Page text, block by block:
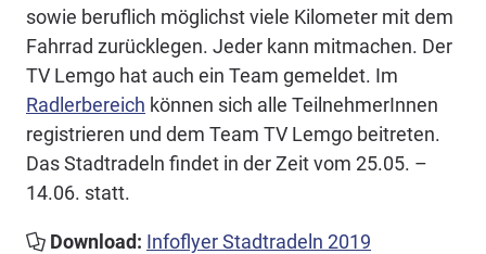
sowie beruflich möglichst viele Kilometer mit dem
Fahrrad zurücklegen. Jeder kann mitmachen. Der
TV Lemgo hat auch ein Team gemeldet. Im
Radlerbereich können sich alle TeilnehmerInnen
registrieren und dem Team TV Lemgo beitreten.
Das Stadtradeln findet in der Zeit vom 25.05. –
14.06. statt.
Download: Infoflyer Stadtradeln 2019